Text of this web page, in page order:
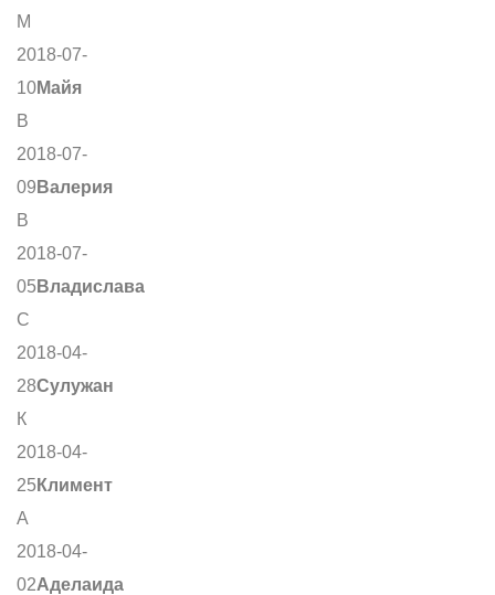
М
2018-07-
10Майя
В
2018-07-
09 Валерия
В
2018-07-
05 Владислава
С
2018-04-
28Сулужан
К
2018-04-
25 Климент
А
2018-04-
02Аделаида